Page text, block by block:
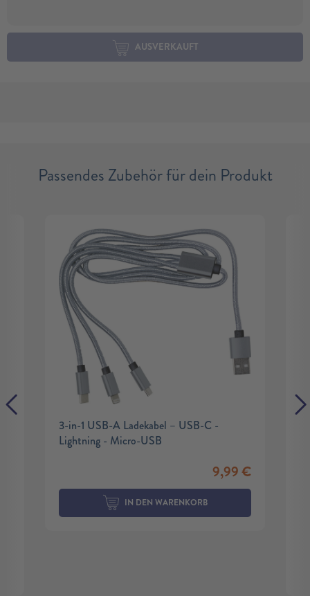
AUSVERKAUFT
Passendes Zubehör für dein Produkt
3-in-1 USB-A Ladekabel – USB-C -
Lightning - Micro-USB
9,99€
IN DEN WARENKORB